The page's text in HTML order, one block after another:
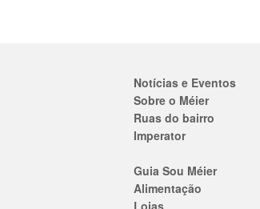
Notícias e Eventos
Sobre o Méier
Ruas do bairro
Imperator
Guia Sou Méier
Alimentação
Lojas